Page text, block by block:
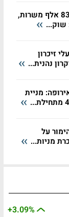
הצפי היה תוספת של 83 אלף משרות,
זיכרון
נהנית...
מניית
על
+3.09%